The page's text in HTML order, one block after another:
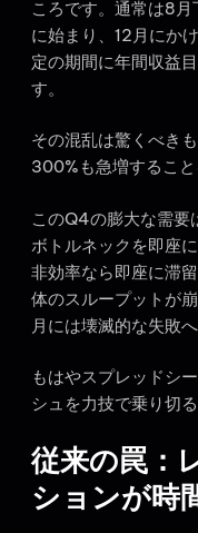
ころです。通常は8
に始まり、12月にか
定の期間に年間収益
す。
その混乱は驚くべき
300%も急増すること
このQ4の膨大な需要
ボトルネックを即座
非効率なら即座に滞
体のスループットが
月には壊滅的な失敗
もはやスプレッドシ
シュを力技で乗り切
従来の罠：
ションが時